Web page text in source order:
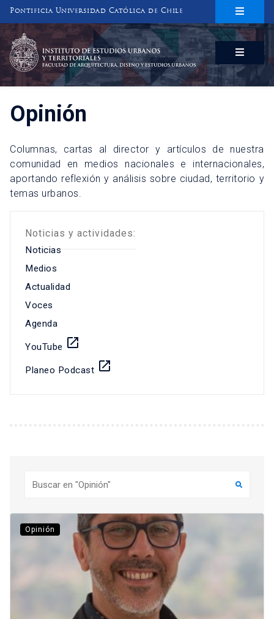
Pontificia Universidad Católica de Chile
INSTITUTO DE ESTUDIOS URBANOS
Y TERRITORIALES
FACULTAD DE ARQUITECTURA, DISEÑO Y ESTUDIOS URBANOS
Opinión
Columnas, cartas al director y artículos de nuestra
comunidad en medios nacionales e internacionales,
aportando reflexión y análisis sobre ciudad, territorio y
temas urbanos.
Noticias y actividades:
Noticias
Medios
Actualidad
Voces
Agenda
YouTube launch
Planeo Podcast launch
Opinión